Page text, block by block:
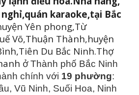
karaoke,tại Bắc
Yên phong,Từ
Võ,Thuận Thành,huyện
Du Bắc Ninh.Thợ
ởThành phố Bắc Ninh
chính với 19 phường:
Vũ Ninh, Suối Hoa, Ninh